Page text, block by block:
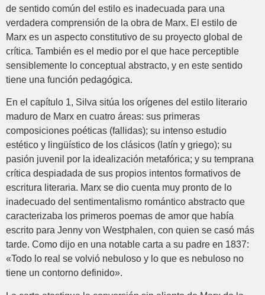
de sentido común del estilo es inadecuada para una
verdadera comprensión de la obra de Marx. El estilo de
Marx es un aspecto constitutivo de su proyecto global de
crítica. También es el medio por el que hace perceptible
sensiblemente lo conceptual abstracto, y en este sentido
tiene una función pedagógica.
En el capítulo 1, Silva sitúa los orígenes del estilo literario
maduro de Marx en cuatro áreas: sus primeras
composiciones poéticas (fallidas); su intenso estudio
estético y lingüístico de los clásicos (latín y griego); su
pasión juvenil por la idealización metafórica; y su temprana
crítica despiadada de sus propios intentos formativos de
escritura literaria. Marx se dio cuenta muy pronto de lo
inadecuado del sentimentalismo romántico abstracto que
caracterizaba los primeros poemas de amor que había
escrito para Jenny von Westphalen, con quien se casó más
tarde. Como dijo en una notable carta a su padre en 1837:
«Todo lo real se volvió nebuloso y lo que es nebuloso no
tiene un contorno definido».